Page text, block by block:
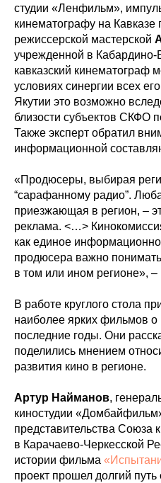
студии «Ленфильм»,
кинематографу на Кавказе
режиссерской мастерской
учрежденной в Кабардино-
кавказский кинематограф
условиях синергии всех
Якутии это возможно
близости субъектов СКФО
Также эксперт обратил
информационной
«Продюсеры, выбирая
“сарафанному радио”.
приезжающая в регион, –
реклама. <…>
как единое
продюсера важно
в том или ином регионе», –
В работе круглого стола
наиболее ярких фильмов о
последние годы. Они
поделились мнением
развития кино в регионе.
Артур Найманов,
киностудии
представительства Союза
в Карачаево-Черкесской
истории фильма
проект прошел долгий